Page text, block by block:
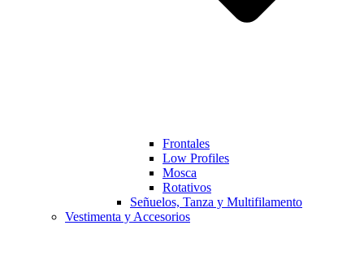
Frontales
Low Profiles
Mosca
Rotativos
Señuelos, Tanza y Multifilamento
Vestimenta y Accesorios